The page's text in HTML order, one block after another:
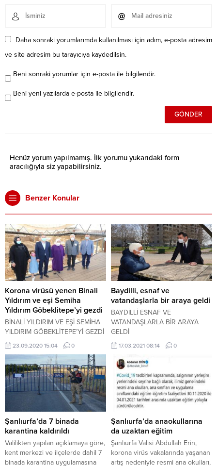
Daha sonraki yorumlarımda kullanılması için adım, e-posta adresim
ve site adresim bu tarayıcıya kaydedilsin.
Beni sonraki yorumlar için e-posta ile bilgilendir.
Beni yeni yazılarda e-posta ile bilgilendir.
Henüz yorum yapılmamış. İlk yorumu yukarıdaki form
aracılığıyla siz yapabilirsiniz.
Benzer Konular
Korona virüsü yenen Binali
Yıldırım ve eşi Semiha
Yıldırım Göbeklitepe’yi gezdi
BİNALİ YILDIRIM VE EŞİ SEMİHA
YILDIRIM GÖBEKLİTEPE’Yİ GEZDİ
23.09.2020 15:04 0
Baydilli, esnaf ve
vatandaşlarla bir araya geldi
BAYDİLLİ ESNAF VE
VATANDAŞLARLA BİR ARAYA
GELDİ
17.03.2021 08:14 0
Şanlıurfa’da 7 binada
karantina kaldırıldı
Valilikten yapılan açıklamaya göre,
kent merkezi ve ilçelerde dahil 7
binada karantina uygulamasına
Şanlıurfa’da anaokullarına
da uzaktan eğitim
Şanlıurfa Valisi Abdullah Erin,
korona virüs vakalarında yaşanan
artış nedeniyle resmi ana okulları,